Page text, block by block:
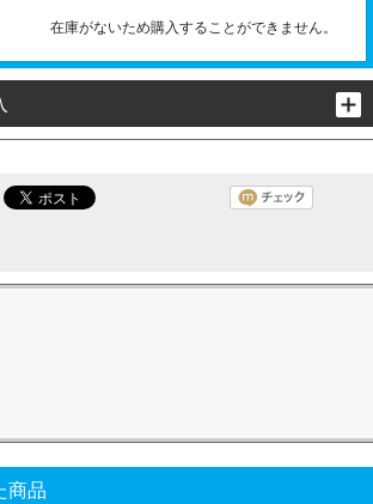
在庫がないため購入することができません。
商品